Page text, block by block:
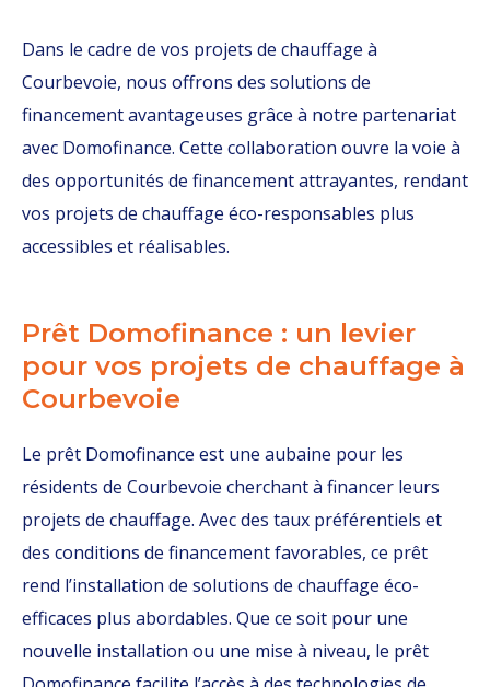
Dans le cadre de vos projets de chauffage à
Courbevoie, nous offrons des solutions de
financement avantageuses grâce à notre partenariat
avec Domofinance. Cette collaboration ouvre la voie à
des opportunités de financement attrayantes, rendant
vos projets de chauffage éco-responsables plus
accessibles et réalisables.
Prêt Domofinance : un levier
pour vos projets de chauffage à
Courbevoie
Le prêt Domofinance est une aubaine pour les
résidents de Courbevoie cherchant à financer leurs
projets de chauffage. Avec des taux préférentiels et
des conditions de financement favorables, ce prêt
rend l’installation de solutions de chauffage éco-
efficaces plus abordables. Que ce soit pour une
nouvelle installation ou une mise à niveau, le prêt